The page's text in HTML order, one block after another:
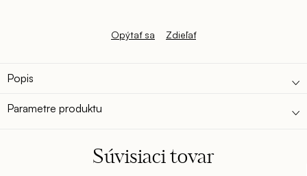
Opýtať sa Zdieľať
Popis
Parametre produktu
Súvisiaci tovar